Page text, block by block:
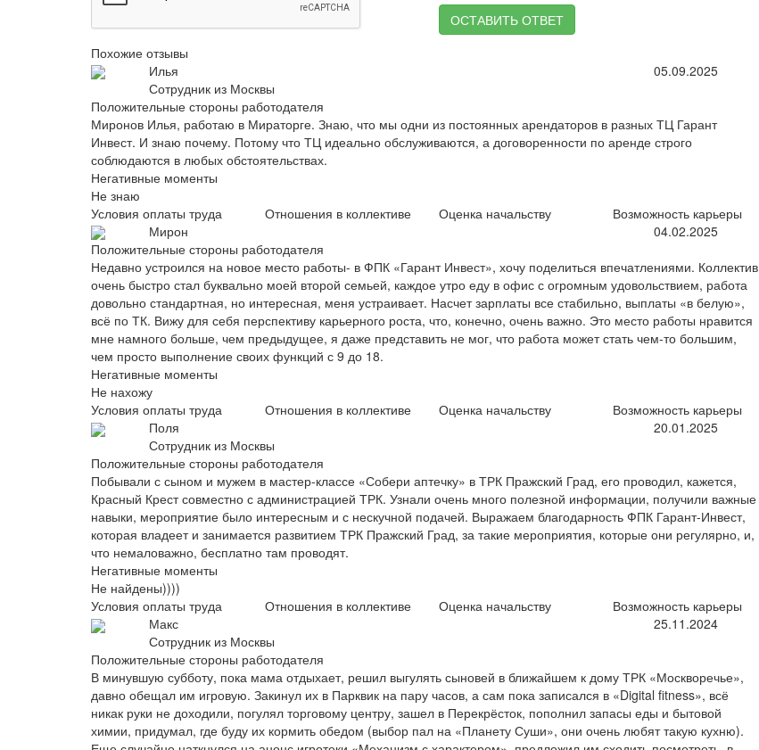
ОСТАВИТЬ ОТВЕТ
Похожие отзывы
Илья
Сотрудник из Москвы
05.09.2025
Положительные стороны работодателя
Миронов Илья, работаю в Мираторге. Знаю, что мы одни из постоянных арендаторов в разных ТЦ Гарант
Инвест. И знаю почему. Потому что ТЦ идеально обслуживаются, а договоренности по аренде строго
соблюдаются в любых обстоятельствах.
Негативные моменты
Не знаю
Условия оплаты труда
Отношения в коллективе Оценка начальству
Возможность карьеры
Мирон
04.02.2025
Положительные стороны работодателя
Недавно устроился на новое место работы- в ФПК «Гарант Инвест», хочу поделиться впечатлениями. Коллектив
очень быстро стал буквально моей второй семьей, каждое утро еду в офис с огромным удовольствием, работа
довольно стандартная, но интересная, меня устраивает. Насчет зарплаты все стабильно, выплаты «в белую»,
всё по ТК. Вижу для себя перспективу карьерного роста, что, конечно, очень важно. Это место работы нравится
мне намного больше, чем предыдущее, я даже представить не мог, что работа может стать чем-то большим,
чем просто выполнение своих функций с 9 до 18.
Негативные моменты
Не нахожу
Условия оплаты труда
Отношения в коллективе Оценка начальству
Возможность карьеры
Поля
Сотрудник из Москвы
20.01.2025
Положительные стороны работодателя
Побывали с сыном и мужем в мастер-классе «Собери аптечку» в ТРК Пражский Град, его проводил, кажется,
Красный Крест совместно с администрацией ТРК. Узнали очень много полезной информации, получили важные
навыки, мероприятие было интересным и с нескучной подачей. Выражаем благодарность ФПК Гарант-Инвест,
которая владеет и занимается развитием ТРК Пражский Град, за такие мероприятия, которые они регулярно, и,
что немаловажно, бесплатно там проводят.
Негативные моменты
Не найдены))))
Условия оплаты труда
Отношения в коллективе Оценка начальству
Возможность карьеры
Макс
Сотрудник из Москвы
25.11.2024
Положительные стороны работодателя
В минувшую субботу, пока мама отдыхает, решил выгулять сыновей в ближайшем к дому ТРК «Москворечье»,
давно обещал им игровую. Закинул их в Парквик на пару часов, а сам пока записался в «Digital fitness», всё
никак руки не доходили, погулял торговому центру, зашел в Перекрёсток, пополнил запасы еды и бытовой
химии, придумал, где буду их кормить обедом (выбор пал на «Планету Суши», они очень любят такую кухню).